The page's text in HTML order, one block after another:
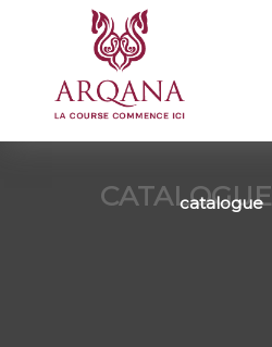
CATALOGUE
catalogue